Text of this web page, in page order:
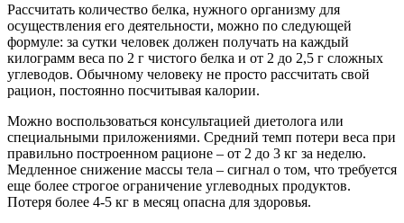
Рассчитать количество белка, нужного организму для
осуществления его деятельности, можно по следующей
формуле: за сутки человек должен получать на каждый
килограмм веса по 2 г чистого белка и от 2 до 2,5 г сложных
углеводов. Обычному человеку не просто рассчитать свой
рацион, постоянно посчитывая калории.
Можно воспользоваться консультацией диетолога или
специальными приложениями. Средний темп потери веса при
правильно построенном рационе – от 2 до 3 кг за неделю.
Медленное снижение массы тела – сигнал о том, что требуется
еще более строгое ограничение углеводных продуктов.
Потеря более 4-5 кг в месяц опасна для здоровья.